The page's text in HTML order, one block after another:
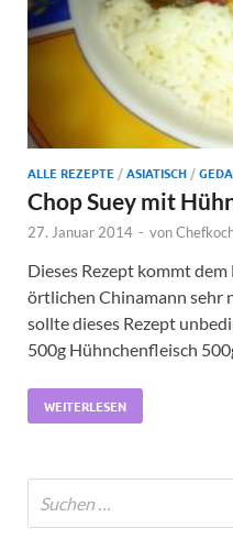
ALLE REZEPTE /ASIATISCH /
Chop Suey mit
27. Januar 2014 - von
Dieses Rezept kommt
örtlichen Chinamann sehr
sollte dieses Rezept
500g Hühnchenfleisch
WEITERLESEN